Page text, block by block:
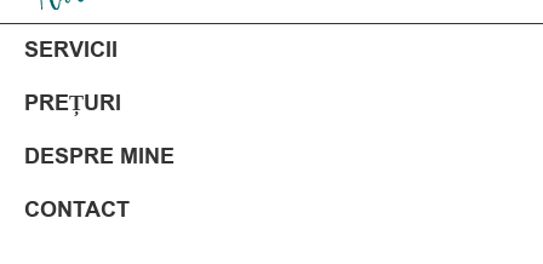
SERVICII
PREȚURI
DESPRE MINE
CONTACT